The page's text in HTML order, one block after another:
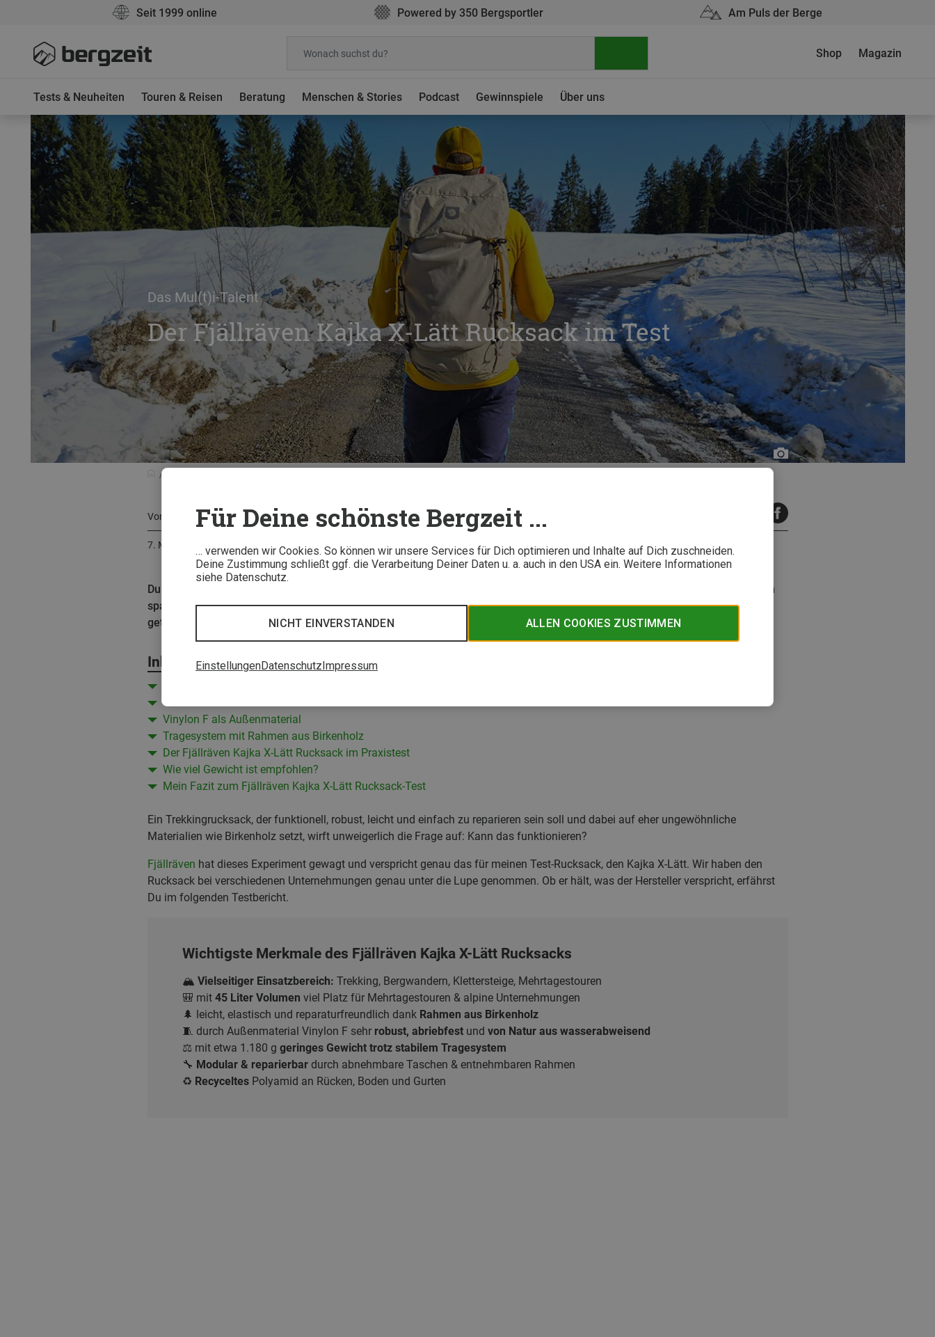
Für Deine schönste Bergzeit ...
… verwenden wir Cookies. So können wir unsere Services für Dich optimieren und Inhalte auf Dich zuschneiden.
Deine Zustimmung schließt ggf. die Verarbeitung Deiner Daten u. a. auch in den USA ein. Weitere Informationen
siehe Datenschutz.
ALLEN COOKIES ZUSTIMMEN
NICHT EINVERSTANDEN
EinstellungenDatenschutzImpressum
Seit 1999 online Powered by 350 Bergsportler Am Puls der Berge
Tests & Neuheiten Touren & Reisen Beratung Menschen & Stories Podcast Gewinnspiele Über uns
Shop Magazin
Das Mul(t)i-Talent
Der Fjällräven Kajka X-Lätt Rucksack im Test
Florian
Glott
Von Florian Glott
7. Mai 2026
Du suchst einen Rucksack, der vielseitig einsetzbar, leicht und gleichzeitig robust ist? Mit dem Kajka X‑Lätt wagt Fjällräven ein
spannendes Experiment – Bergzeit Tester Florian hat den Rucksack im Praxistest bei verschiedenen Unternehmungen
getragen.
Inhalt
Variabler Stauraum satt
Vinylon F als Außenmaterial
Tragesystem mit Rahmen aus Birkenholz
Der Fjällräven Kajka X-Lätt Rucksack im Praxistest
Wie viel Gewicht ist empfohlen?
Mein Fazit zum Fjällräven Kajka X-Lätt Rucksack-Test
Ein Trekkingrucksack, der funktionell, robust, leicht und einfach zu reparieren sein soll und dabei auf eher ungewöhnliche
Materialien wie Birkenholz setzt, wirft unweigerlich die Frage auf: Kann das funktionieren?
Fjällräven hat dieses Experiment gewagt und verspricht genau das für meinen Test-Rucksack, den Kajka X-Lätt. Wir haben den
Rucksack bei verschiedenen Unternehmungen genau unter die Lupe genommen. Ob er hält, was der Hersteller verspricht, erfährst
Du im folgenden Testbericht.
Wichtigste Merkmale des Fjällräven Kajka X-Lätt Rucksacks
🏔️ Vielseitiger Einsatzbereich: Trekking, Bergwandern, Klettersteige, Mehrtagestouren
🎒 mit 45 Liter Volumen viel Platz für Mehrtagestouren & alpine Unternehmungen
🌲 leicht, elastisch und reparaturfreundlich dank Rahmen aus Birkenholz
🧵 durch Außenmaterial Vinylon F sehr robust, abriebfestund von Natur aus wasserabweisend
⚖️ mit etwa 1.180 g geringes Gewicht trotz stabilem Tragesystem
🔧 Modular & reparierbar durch abnehmbare Taschen & entnehmbaren Rahmen
♻️ RecyceltesPolyamid an Rücken, Boden und Gurten